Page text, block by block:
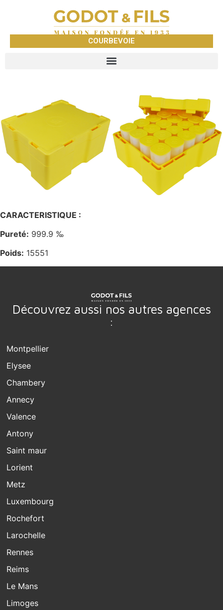
COURBEVOIE
CARACTERISTIQUE :
Pureté: 999.9 ‰
Poids: 15551
Découvrez aussi nos autres agences
:
Montpellier
Elysee
Chambery
Annecy
Valence
Antony
Saint maur
Lorient
Metz
Luxembourg
Rochefort
Larochelle
Rennes
Reims
Le Mans
Limoges